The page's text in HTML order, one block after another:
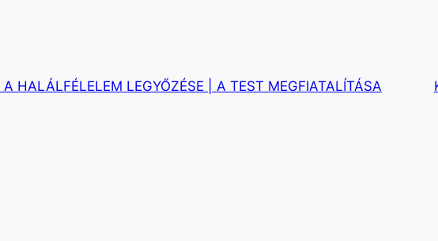
A HALÁLFÉLELEM LEGYŐZÉSE | A TEST MEGFIATALÍTÁSA